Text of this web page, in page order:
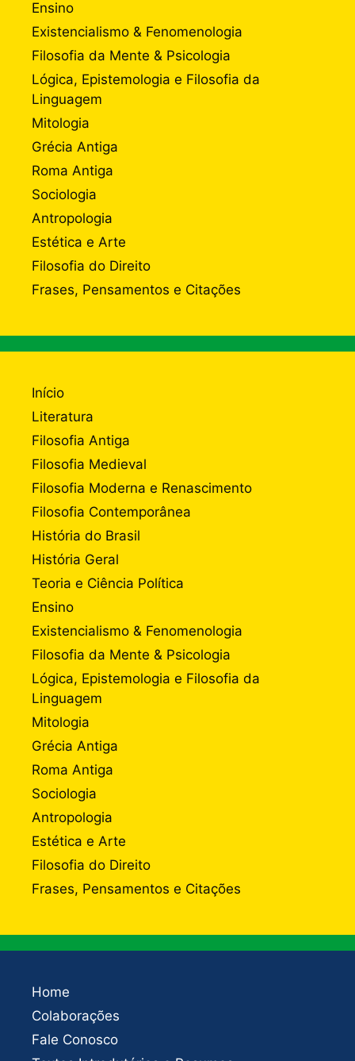
Ensino
Existencialismo & Fenomenologia
Filosofia da Mente & Psicologia
Lógica, Epistemologia e Filosofia da
Linguagem
Mitologia
Grécia Antiga
Roma Antiga
Sociologia
Antropologia
Estética e Arte
Filosofia do Direito
Frases, Pensamentos e Citações
Início
Literatura
Filosofia Antiga
Filosofia Medieval
Filosofia Moderna e Renascimento
Filosofia Contemporânea
História do Brasil
História Geral
Teoria e Ciência Política
Ensino
Existencialismo & Fenomenologia
Filosofia da Mente & Psicologia
Lógica, Epistemologia e Filosofia da
Linguagem
Mitologia
Grécia Antiga
Roma Antiga
Sociologia
Antropologia
Estética e Arte
Filosofia do Direito
Frases, Pensamentos e Citações
Home
Colaborações
Fale Conosco